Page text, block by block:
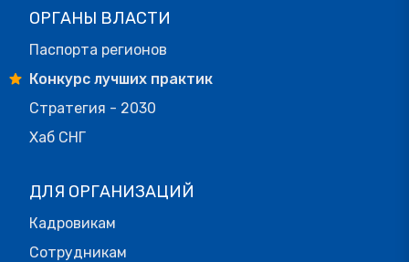
ОРГАНЫ ВЛАСТИ
Паспорта регионов
Конкурс лучших практик
Стратегия - 2030
Хаб СНГ
ДЛЯ ОРГАНИЗАЦИЙ
Кадровикам
Сотрудникам